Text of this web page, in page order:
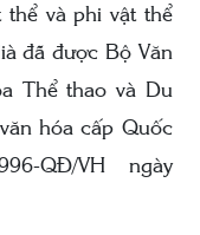
thể và phi vật thể
đã được Bộ Văn
Thể thao và Du
hóa cấp Quốc
QĐ/VH ngày